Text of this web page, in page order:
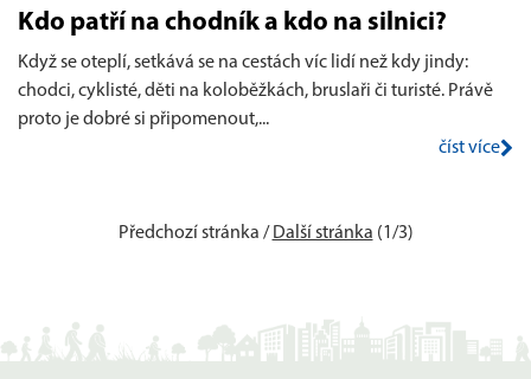
Kdo patří na chodník a kdo na silnici?
Když se oteplí, setkává se na cestách víc lidí než kdy jindy:
chodci, cyklisté, děti na koloběžkách, bruslaři či turisté. Právě
proto je dobré si připomenout,...
číst více
Předchozí stránka / Další stránka (1/3)